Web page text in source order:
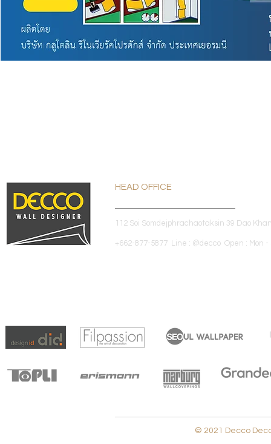
HEAD OFFICE
112 Soi Somdejphrachaotaksin 39 Dao
+662-877-5877 Line : @decco Open : Mon -
© 2021 Decco